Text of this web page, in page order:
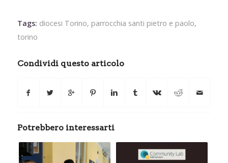
Tags: diocesi Torino, parrocchia santi pietro e paolo,
torino
Condividi questo articolo
Potrebbero interessarti